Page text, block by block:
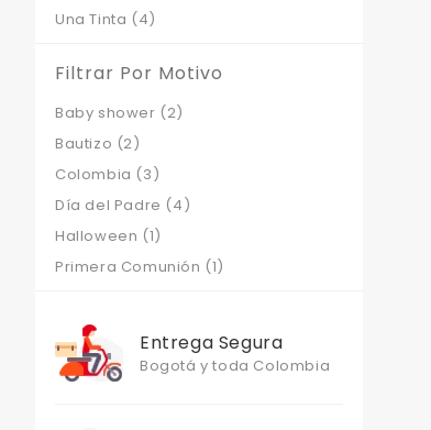
Una Tinta (4)
Filtrar Por Motivo
Baby shower (2)
Bautizo (2)
Colombia (3)
Día del Padre (4)
Halloween (1)
Primera Comunión (1)
Entrega Segura
Bogotá y toda Colombia